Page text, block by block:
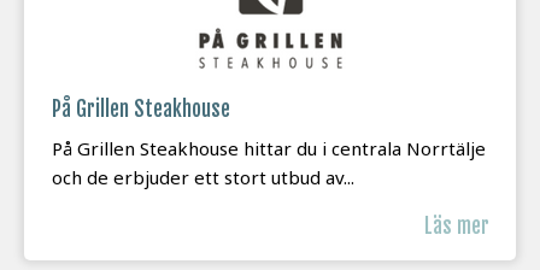
På Grillen Steakhouse
På Grillen Steakhouse hittar du i centrala Norrtälje
och de erbjuder ett stort utbud av...
Läs mer